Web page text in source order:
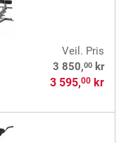
Veil. Pris
3 850,00kr
3 595,00kr